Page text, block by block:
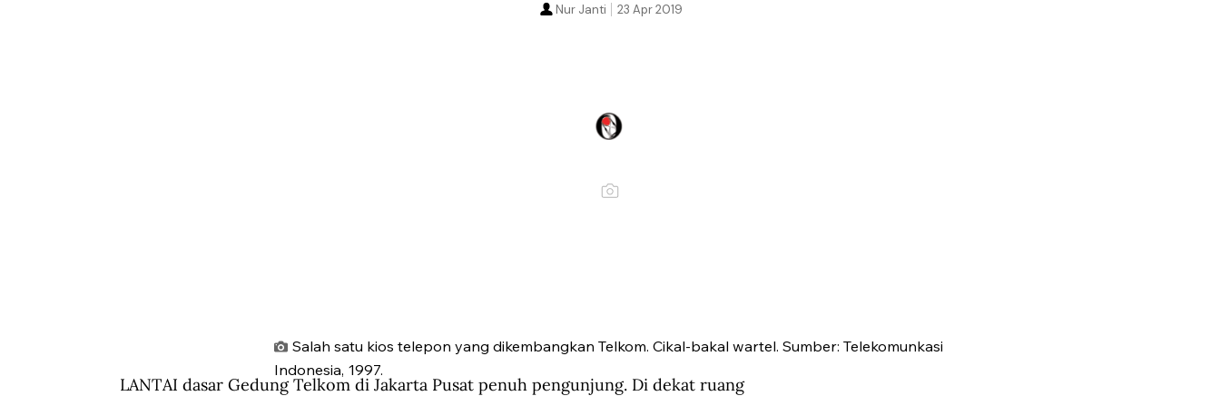
23 Apr 2019
Nur Janti
Salah satu kios telepon yang dikembangkan Telkom. Cikal-bakal wartel. Sumber: Telekomunkasi
Indonesia, 1997.
LANTAI dasar Gedung Telkom di Jakarta Pusat penuh pengunjung. Di dekat ruang